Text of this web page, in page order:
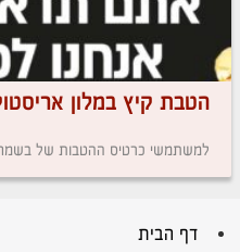
הטבת קיץ במלון
למשתמשי כרטיס ההטבות של
דף הבית